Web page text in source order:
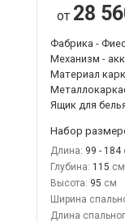
от 28
Фабрика -
Механизм -
Материал
Ящик для
Набор
Длина: 99 - 184
Глубина: 115
Высота: 95
Ширина
Длина